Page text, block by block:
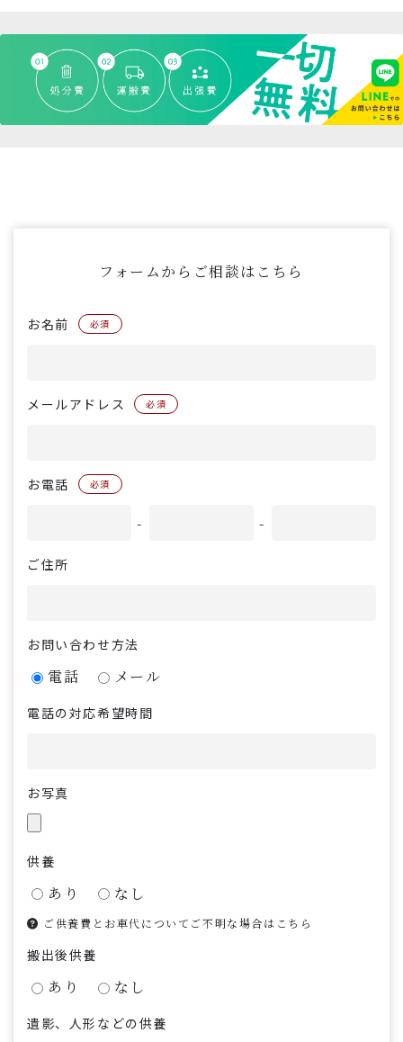
フォームからご相談はこちら
お名前 必須
メールアドレス 必須
お電話 必須
- -
ご住所
お問い合わせ方法
電話 メール
電話の対応希望時間
お写真
供養
あり なし
ご供養費とお車代についてご不明な場合はこちら
搬出後供養
あり なし
遺影、人形などの供養